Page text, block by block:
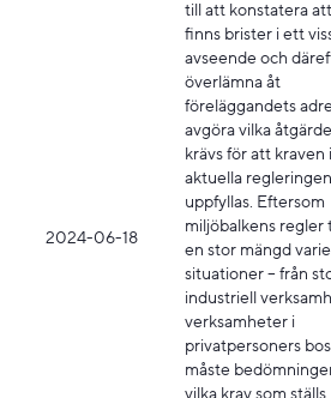
2024-06-18
till att konstatera
finns brister i ett
avseende och
överlämna åt
föreläggandets
avgöra vilka
krävs för att kraven
aktuella
uppfyllas. Eftersom
miljöbalkens regler
en stor mängd
situationer – från
industriell
verksamheter i
privatpersoners
måste